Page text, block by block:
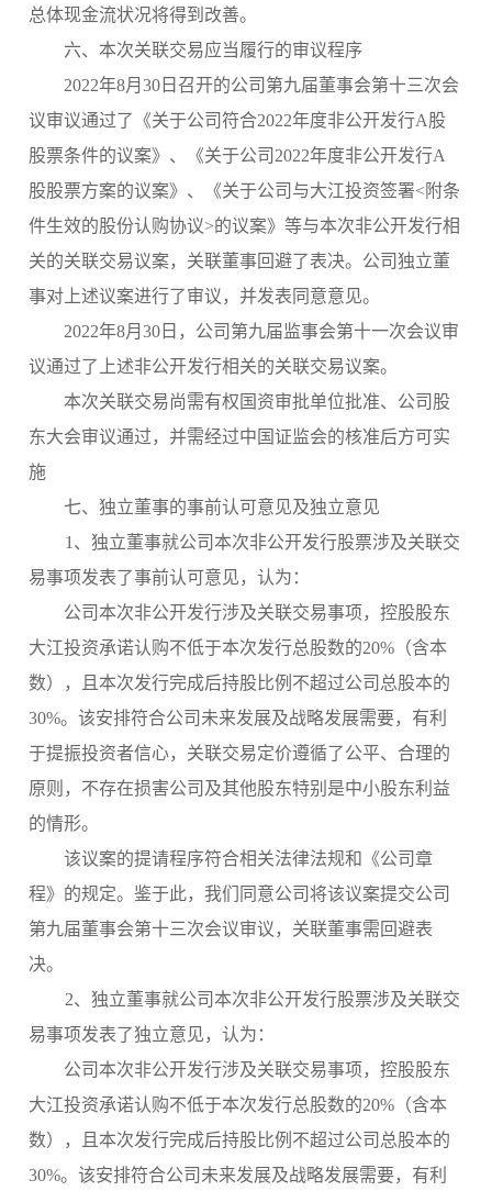
总体现金流状况将得到改善。
六、本次关联交易应当履行的审议程序
2022年8月30日召开的公司第九届董事会第十三次会
议审议通过了《关于公司符合2022年度非公开发行A股
股票条件的议案》、《关于公司2022年度非公开发行A
股股票方案的议案》、《关于公司与大江投资签署<附条
件生效的股份认购协议>的议案》等与本次非公开发行相
关的关联交易议案，关联董事回避了表决。公司独立董
事对上述议案进行了审议，并发表同意意见。
2022年8月30日，公司第九届监事会第十一次会议审
议通过了上述非公开发行相关的关联交易议案。
本次关联交易尚需有权国资审批单位批准、公司股
东大会审议通过，并需经过中国证监会的核准后方可实
施
七、独立董事的事前认可意见及独立意见
1、独立董事就公司本次非公开发行股票涉及关联交
易事项发表了事前认可意见，认为：
公司本次非公开发行涉及关联交易事项，控股股东
大江投资承诺认购不低于本次发行总股数的20%（含本
数），
且本次发行完成后持股比例不超过公司总股本的
30%。该安排符合公司未来发展及战略发展需要，有利
于提振投资者信心，关联交易定价遵循了公平、合理的
原则，不存在损害公司及其他股东特别是中小股东利益
的情形。
该议案的提请程序符合相关法律法规和《公司章
程》的规定。鉴于此，我们同意公司将该议案提交公司
第九届董事会第十三次会议审议，关联董事需回避表
决。
2、独立董事就公司本次非公开发行股票涉及关联交
易事项发表了独立意见，认为：
公司本次非公开发行涉及关联交易事项，控股股东
大江投资承诺认购不低于本次发行总股数的20%（含本
数），
且本次发行完成后持股比例不超过公司总股本的
30%。该安排符合公司未来发展及战略发展需要，有利